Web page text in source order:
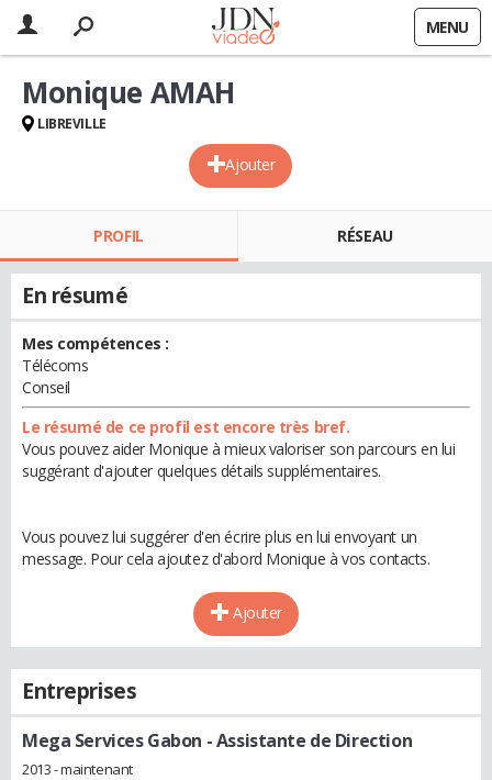
MENU
Ajouter
Monique AMAH
LIBREVILLE
PROFIL RÉSEAU
En résumé
Mes compétences :
Télécoms
Conseil
Le résumé de ce profil est encore très bref.
Vous pouvez aider Monique à mieux valoriser son parcours en lui
suggérant d'ajouter quelques détails supplémentaires.
Vous pouvez lui suggérer d'en écrire plus en lui envoyant un
message. Pour cela ajoutez d'abord Monique à vos contacts.
Ajouter
Entreprises
Mega Services Gabon - Assistante de Direction
2013 - maintenant